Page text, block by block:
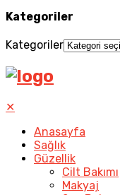
Kategoriler
Kategoriler
✕
Anasayfa
Sağlık
Güzellik
Cilt Bakımı
Makyaj